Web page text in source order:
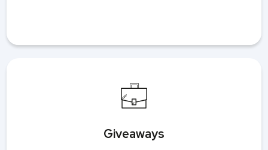
Giveaways